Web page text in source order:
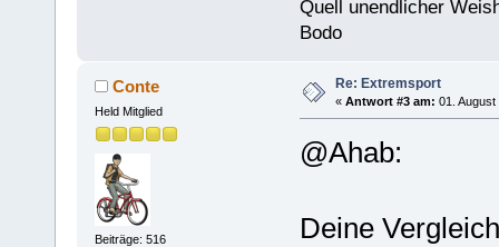
Quell unendlicher
Bodo
Conte
Held Mitglied
Beiträge: 516
Re: Extremsport
« Antwort #3 am: 01. August
@Ahab:
Deine